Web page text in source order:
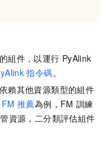
組件，以運行 PyAlink
指令碼。
賴其他資源類型的組件
FM 推薦為例，FM 訓練
資源，二分類評估組件